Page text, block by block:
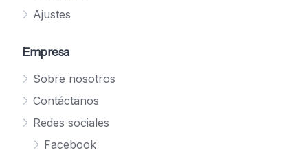
Ajustes
Empresa
Sobre nosotros
Contáctanos
Redes sociales
Facebook